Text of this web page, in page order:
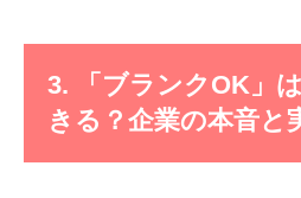
3. 「ブランクOK」
きる？企業の本音と